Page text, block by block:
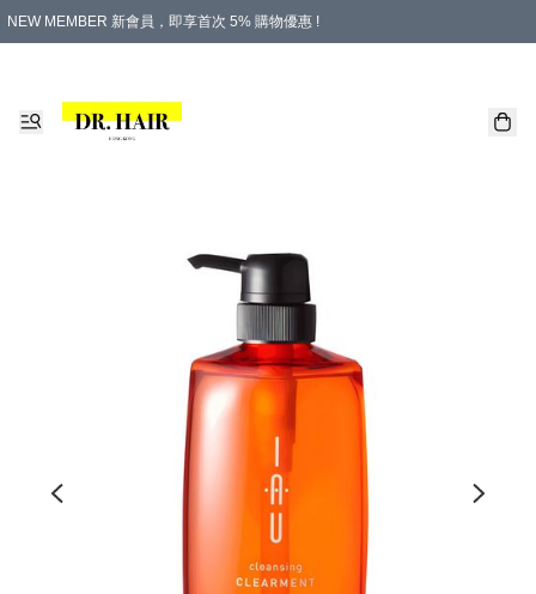
NEW MEMBER 新會員，即享首次 5% 購物優惠 !